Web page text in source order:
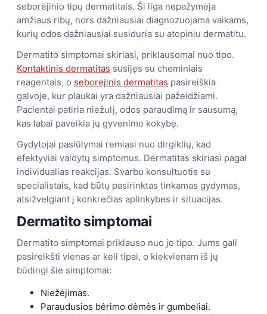
seborėjinio tipų dermatitais. Ši liga nepažymėja
amžiaus ribų, nors dažniausiai diagnozuojama vaikams,
kurių odos dažniausiai susiduria su atopiniu dermatitu.
Dermatito simptomai skiriasi, priklausomai nuo tipo.
Kontaktinis dermatitas susijęs su cheminiais
reagentais, o seborėjinis dermatitas pasireiškia
galvoje, kur plaukai yra dažniausiai pažeidžiami.
Pacientai patiria niežulį, odos paraudimą ir sausumą,
kas labai paveikia jų gyvenimo kokybę.
Gydytojai pasiūlymai remiasi nuo dirgiklių, kad
efektyviai valdytų simptomus. Dermatitas skiriasi pagal
individualias reakcijas. Svarbu konsultuotis su
specialistais, kad būtų pasirinktas tinkamas gydymas,
atsižvelgiant į konkrečias aplinkybes ir situacijas.
Dermatito simptomai
Dermatito simptomai priklauso nuo jo tipo. Jums gali
pasireikšti vienas ar keli tipai, o kiekvienam iš jų
būdingi šie simptomai:
Niežėjimas.
Paraudusios bėrimo dėmės ir gumbeliai.